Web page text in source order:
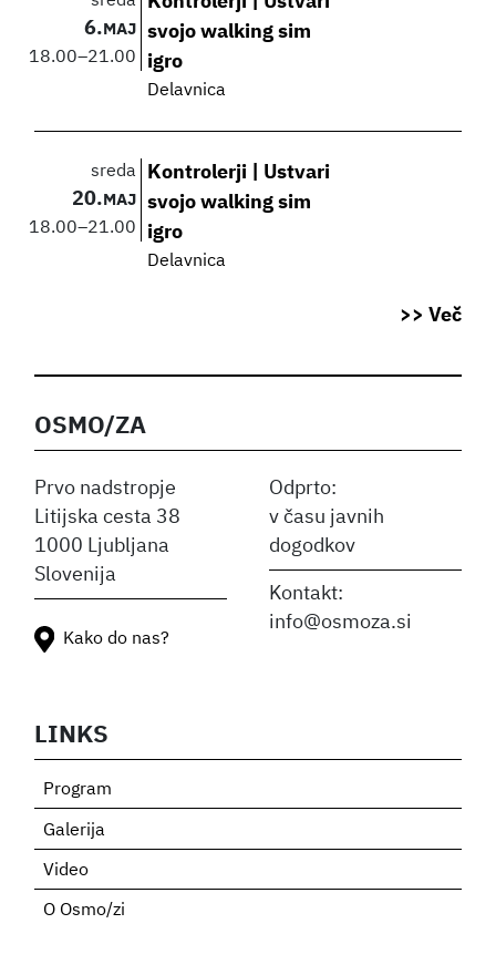
6. MAJ
18.00–21.00
svojo walking sim
igro
Delavnica
sreda
20. MAJ
18.00–21.00
Kontrolerji | Ustvari
svojo walking sim
igro
Delavnica
>> Več
OSMO/ZA
Prvo nadstropje
Litijska cesta 38
1000 Ljubljana
Slovenija
Odprto:
v času javnih
dogodkov
Kontakt:
info@osmoza.si
LINKS
Program
Galerija
Video
O Osmo/zi
Kako do nas?